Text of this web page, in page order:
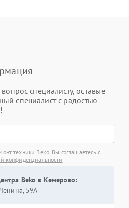
специалисту, оставьте
специалист с радостью
техники Beko, Вы соглашаетесь с
конфиденциальности
Beko в Кемерово:
59А